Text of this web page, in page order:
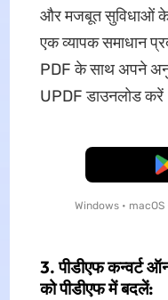
और मजबूत सुविधाओं
एक व्यापक समाधान
PDF के साथ अपने
UPDF डाउनलोड
Windows • macOS
3. पीडीएफ कन्वर्ट
को पीडीएफ में बदलें: